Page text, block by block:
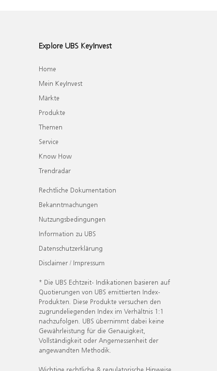
Explore UBS KeyInvest
Home
Mein KeyInvest
Märkte
Produkte
Themen
Service
Know How
Trendradar
Rechtliche Dokumentation
Bekanntmachungen
Nutzungsbedingungen
Information zu UBS
Datenschutzerklärung
Disclaimer / Impressum
* Die UBS Echtzeit- Indikationen basieren auf
Quotierungen von UBS emittierten Index-
Produkten. Diese Produkte versuchen den
zugrundeliegenden Index im Verhältnis 1:1
nachzufolgen. UBS übernimmt dabei keine
Gewährleistung für die Genauigkeit,
Vollständigkeit oder Angemessenheit der
angewandten Methodik.